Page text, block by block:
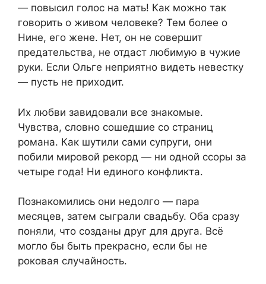
— повысил голос на мать! Как можно так
говорить о живом человеке? Тем более о
Нине, его жене. Нет, он не совершит
предательства, не отдаст любимую в чужие
руки. Если Ольге неприятно видеть невестку
— пусть не приходит.
Их любви завидовали все знакомые.
Чувства, словно сошедшие со страниц
романа. Как шутили сами супруги, они
побили мировой рекорд — ни одной ссоры за
четыре года! Ни единого конфликта.
Познакомились они недолго — пара
месяцев, затем сыграли свадьбу. Оба сразу
поняли, что созданы друг для друга. Всё
могло бы быть прекрасно, если бы не
роковая случайность.